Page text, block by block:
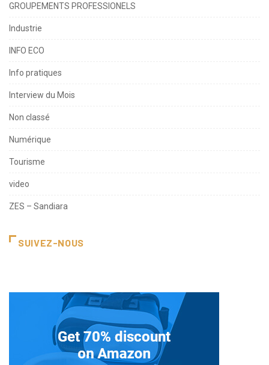
GROUPEMENTS PROFESSIONELS
Industrie
INFO ECO
Info pratiques
Interview du Mois
Non classé
Numérique
Tourisme
video
ZES – Sandiara
SUIVEZ-NOUS